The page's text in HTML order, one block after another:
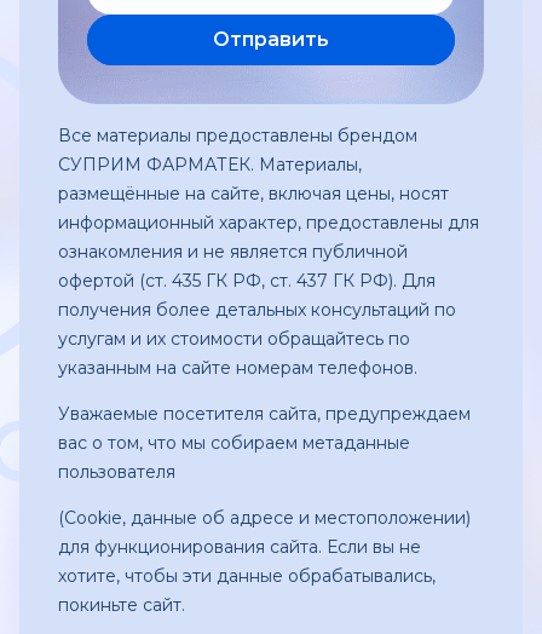
Все материалы предоставлены брендом
СУПРИМ ФАРМАТЕК. Материалы,
размещённые на сайте, включая цены, носят
информационный характер, предоставлены для
ознакомления и не является публичной
офертой (ст. 435 ГК РФ, ст. 437 ГК РФ). Для
получения более детальных консультаций по
услугам и их стоимости обращайтесь по
указанным на сайте номерам телефонов.
Уважаемые посетителя сайта, предупреждаем
вас о том, что мы собираем метаданные
пользователя
(Сookie, данные об адресе и местоположении)
для функционирования сайта. Если вы не
хотите, чтобы эти данные обрабатывались,
покиньте сайт.